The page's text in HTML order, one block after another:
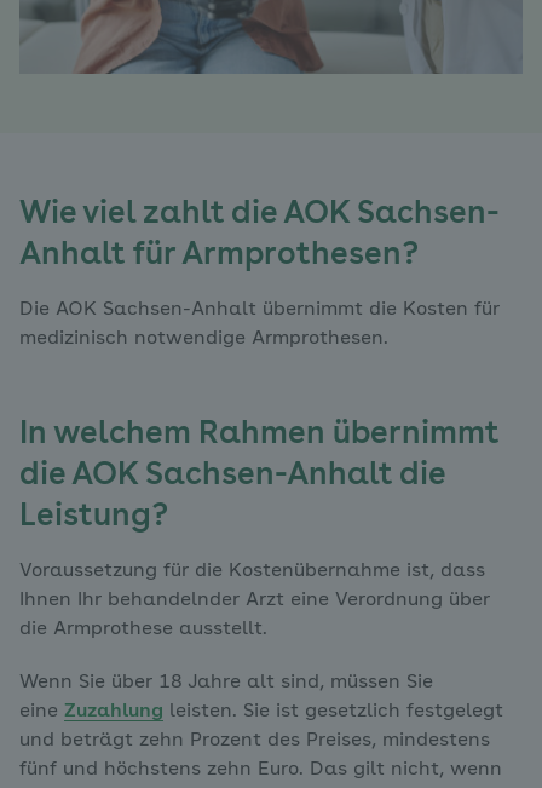
Wie viel zahlt die AOK Sachsen-
Anhalt für Armprothesen?
Die AOK Sachsen-Anhalt übernimmt die Kosten für
medizinisch notwendige Armprothesen.
In welchem Rahmen übernimmt
die AOK Sachsen-Anhalt die
Leistung?
Voraussetzung für die Kostenübernahme ist, dass
Ihnen Ihr behandelnder Arzt eine Verordnung über
die Armprothese ausstellt.
Wenn Sie über 18 Jahre alt sind, müssen Sie
eine Zuzahlung leisten. Sie ist gesetzlich festgelegt
und beträgt zehn Prozent des Preises, mindestens
fünf und höchstens zehn Euro. Das gilt nicht, wenn